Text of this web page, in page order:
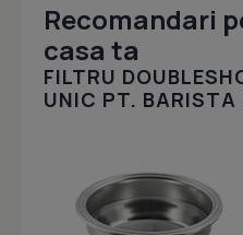
Recomandari
casa ta
FILTRU
UNIC PT. BARISTA